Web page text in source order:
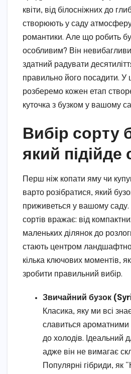
квіти, від білосніжних до
створюють у саду
романтики. Але що робить
особливим? Він
здатний радувати
правильно його посадити. У
розберемо кожен етап
куточка з бузком у вашому
Вибір сорту
який
Перш ніж копати яму чи
варто розібратися, який
приживеться у вашому саду.
сортів вражає: від
маленьких ділянок до
стають центром
кілька ключових моментів,
зробити правильний вибір.
Звичайний бузок
Класика, яку ми всі
славиться ароматними
до холодів. Ідеальний
адже він не вимагає
Популярні гібриди, як